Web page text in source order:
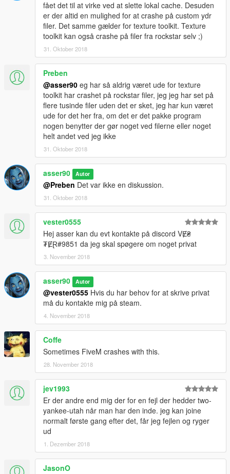
fået det til at virke ved at slette lokal cache. Desuden
er der altid en mulighed for at crashe på custom ydr
filer. Det samme gælder for texture toolkit. Texture
toolkit kan også crashe på filer fra rockstar selv ;)
31. Oktober 2018
Preben
@asser90 eg har så aldrig været ude for texture
toolkit har crashet på rockstar filer, jeg jeg har set på
flere tusinde filer uden det er sket, jeg har kun været
ude for det her fra, om det er det pakke program
nogen benytter der gør noget ved filerne eller noget
helt andet ved jeg ikke
31. Oktober 2018
asser90 Autor
@Preben Det var ikke en diskussion.
31. Oktober 2018
vester0555
Hej asser kan du evt kontakte på discord VɆ₴
₮ɆⱤ#9851 da jeg skal spøgere om noget privat
3. November 2018
asser90 Autor
@vester0555 Hvis du har behov for at skrive privat
må du kontakte mig på steam.
4. November 2018
Coffe
Sometimes FiveM crashes with this.
28. November 2018
jev1993
Er der andre end mig der for en fejl der hedder two-
yankee-utah når man har den inde. jeg kan joine
normalt første gang efter det, får jeg fejlen og ryger
ud
1. Dezember 2018
JasonO